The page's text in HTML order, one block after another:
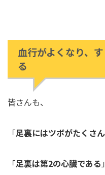
血行がよくなり、
る
皆さんも、
「足裏にはツボがたくさ
「足裏は第2の心臓である 」